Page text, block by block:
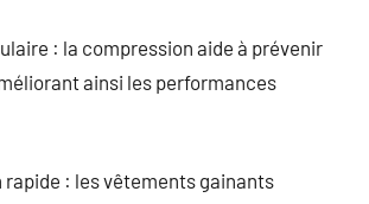
: la compression aide à prévenir
ainsi les performances
rapide : les vêtements gainants